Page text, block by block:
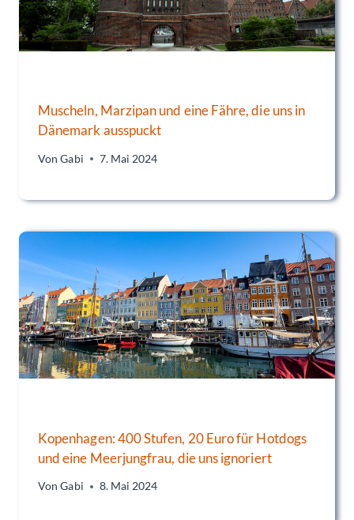
Muscheln, Marzipan und eine Fähre, die uns in
Dänemark ausspuckt
Von Gabi 7. Mai 2024
Kopenhagen: 400 Stufen, 20 Euro für Hotdogs
und eine Meerjungfrau, die uns ignoriert
Von Gabi 8. Mai 2024